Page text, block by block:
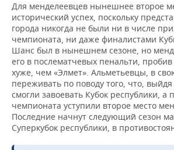
Для менделеевцев нынешнее второе
исторический успех, поскольку
города никогда не были ни в числе
чемпионата, ни даже финалистами
Шанс был в нынешнем сезоне, но
его в послематчевых пенальти,
хуже, чем «Элмет». Альметьевцы, в
переживать по поводу того, что,
смогли завоевать Кубок республики, а
чемпионата уступили второе место
Последние начнут следующий сезон
Суперкубок республики, в